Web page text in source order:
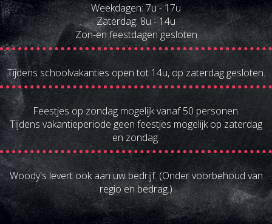
Weekdagen: 7u - 17u
Zaterdag: 8u - 14u
Zon-en feestdagen gesloten
Tijdens schoolvakanties open tot 14u, op zaterdag gesloten.
Feestjes op zondag mogelijk vanaf 50 personen.
Tijdens vakantieperiode geen feestjes mogelijk op zaterdag
en zondag.
Woody's levert ook aan uw bedrijf. (Onder voorbehoud van
regio en bedrag.)